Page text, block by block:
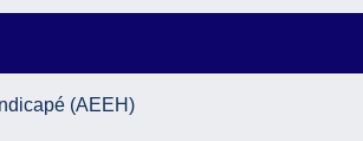
(AEEH)